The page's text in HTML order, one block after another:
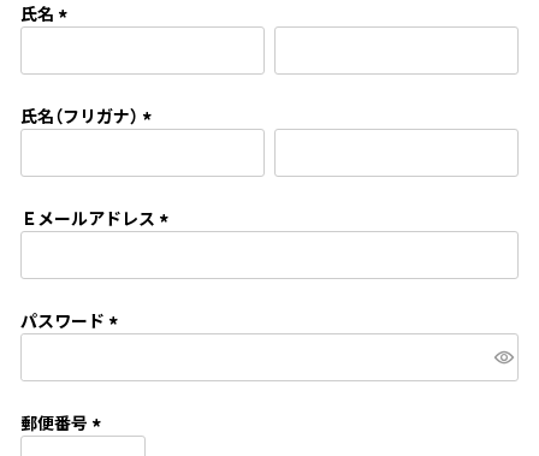
氏名
必
)
氏名（フリガナ）
必
)
Ｅメールアドレス
必
パスワード
必
郵便番号